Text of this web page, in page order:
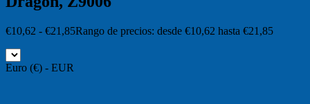
€10,62 - €21,85Rango de precios: desde €10,62 hasta €21,85
Euro (€) - EUR